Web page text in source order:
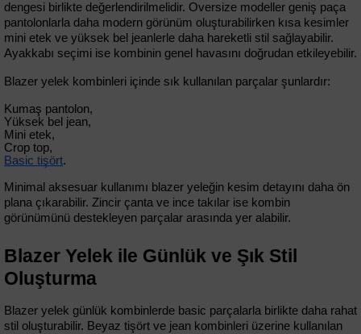
dengesi birlikte değerlendirilmelidir. Oversize modeller geniş paça
pantolonlarla daha modern görünüm oluşturabilirken kısa kesimler
mini etek ve yüksek bel jeanlerle daha hareketli stil sağlayabilir.
Ayakkabı seçimi ise kombinin genel havasını doğrudan etkileyebilir.
Blazer yelek kombinleri içinde sık kullanılan parçalar şunlardır:
Kumaş pantolon,
Yüksek bel jean,
Mini etek,
Crop top,
Basic tişört.
Minimal aksesuar kullanımı blazer yeleğin kesim detayını daha ön
plana çıkarabilir. Zincir çanta ve ince takılar ise kombin
görünümünü destekleyen parçalar arasında yer alabilir.
Blazer Yelek ile Günlük ve Şık Stil
Oluşturma
Blazer yelek günlük kombinlerde basic parçalarla birlikte daha rahat
stil oluşturabilir. Beyaz tişört ve jean kombinleri üzerine kullanılan